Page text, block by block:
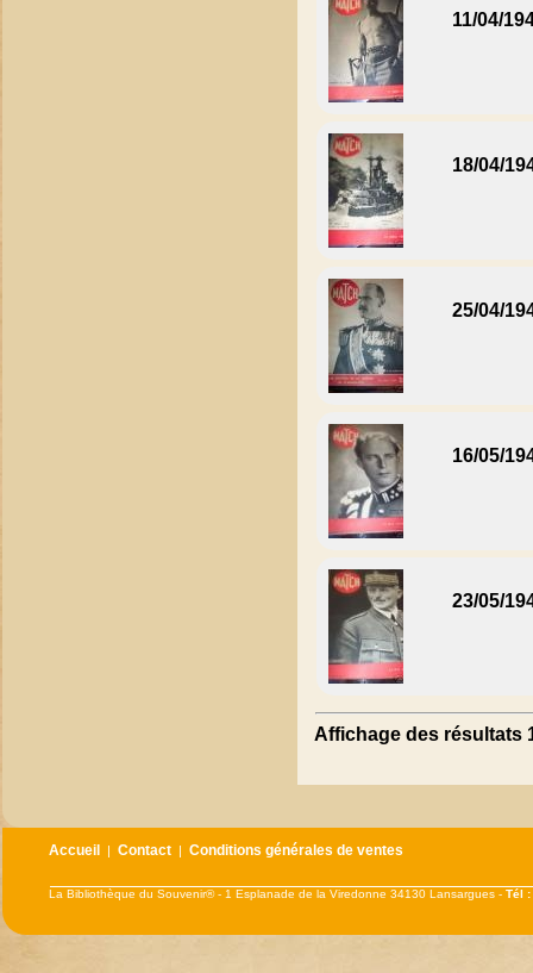
11/04/
18/04/
25/04/
16/05/
23/05/
Affichage des résultats
Accueil |Contact |Conditions générales de ventes
La Bibliothèque du Souvenir® - 1 Esplanade de la Viredonne 34130 Lansargues -Tél